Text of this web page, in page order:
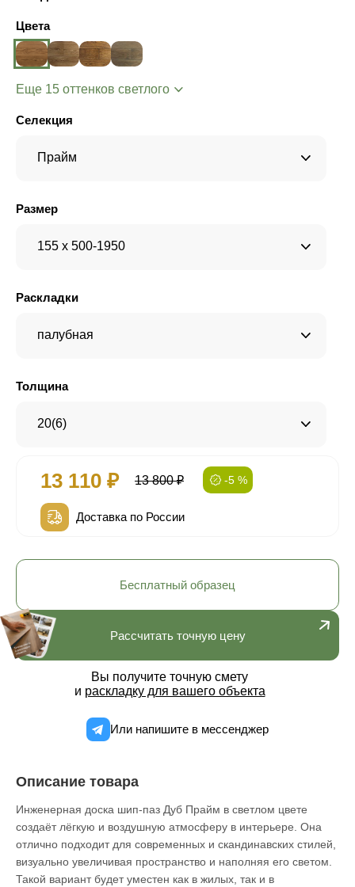
Цвета
Еще 15 оттенков светлого
Селекция
Прайм
Размер
155 x 500-1950
Раскладки
палубная
Толщина
20(6)
13 110 ₽ 13 800 ₽ -5 %
Доставка по России
Рассчитать точную цену
Вы получите точную смету
и раскладку для вашего объекта
Или напишите в мессенджер
Бесплатный образец
Описание товара
Инженерная доска шип-паз Дуб Прайм в светлом цвете
создаёт лёгкую и воздушную атмосферу в интерьере. Она
отлично подходит для современных и скандинавских стилей,
визуально увеличивая пространство и наполняя его светом.
Такой вариант будет уместен как в жилых, так и в